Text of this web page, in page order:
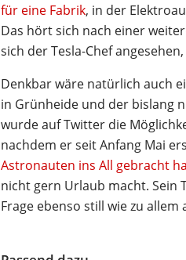
für eine Fabrik, in der
Das hört sich nach einer
sich der Tesla-Chef
Denkbar wäre natürlich auch
in Grünheide und der bislang
wurde auf Twitter die
nachdem er seit Anfang Mai
Astronauten ins All gebracht
nicht gern Urlaub macht. Sein
Frage ebenso still wie zu allem